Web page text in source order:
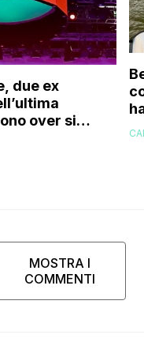
due ex
over si
fuori dal
MOSTRA I
COMMENTI